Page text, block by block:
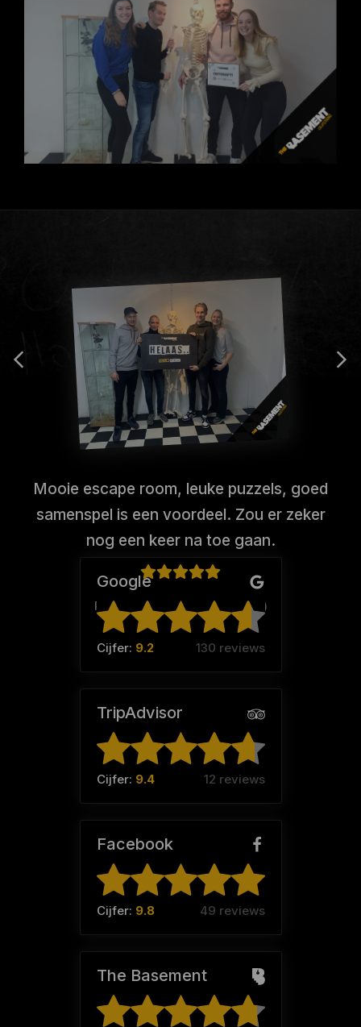
Mooie escape room, leuke puzzels, goed
samenspel is een voordeel. Zou er zeker
nog een keer na toe gaan.
Pascal Bruines (Team: Pohhh )
Google
Cijfer: 9.2 130 reviews
TripAdvisor
Cijfer: 9.4 12 reviews
Facebook
Cijfer: 9.8 49 reviews
The Basement